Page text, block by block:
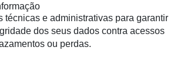
técnicas e administrativas para garantir
dos seus dados contra acessos
ou perdas.